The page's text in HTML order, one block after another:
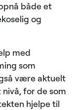
både et
og
med
som
være aktuelt
for de som
hjelpe til